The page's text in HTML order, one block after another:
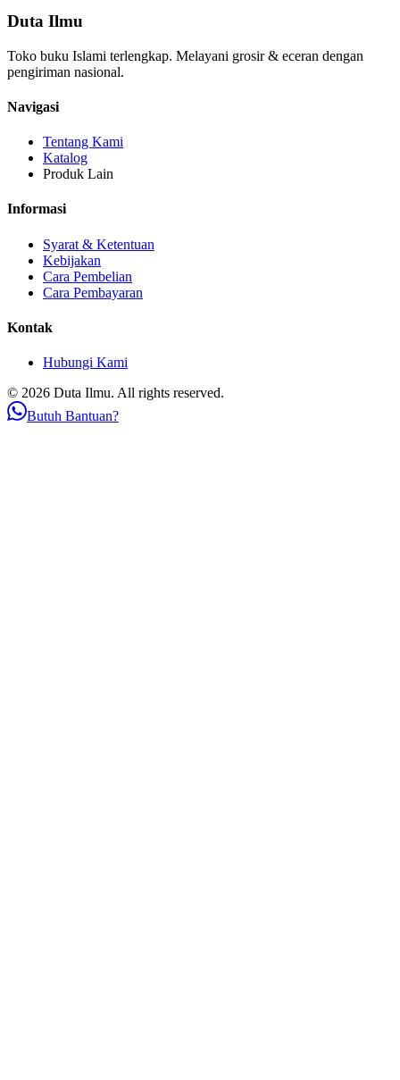
Duta Ilmu
Toko buku Islami terlengkap. Melayani grosir & eceran dengan
pengiriman nasional.
Navigasi
Tentang Kami
Katalog
Produk Lain
Informasi
Syarat & Ketentuan
Kebijakan
Cara Pembelian
Cara Pembayaran
Kontak
Hubungi Kami
© 2026 Duta Ilmu. All rights reserved.
Butuh Bantuan?